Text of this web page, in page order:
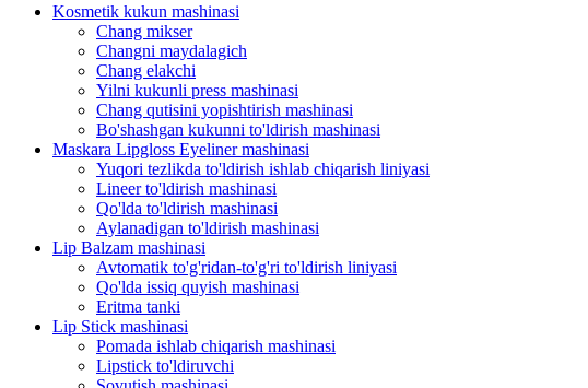
Kosmetik kukun mashinasi
Chang mikser
Changni maydalagich
Chang elakchi
Yilni kukunli press mashinasi
Chang qutisini yopishtirish mashinasi
Bo'shashgan kukunni to'ldirish mashinasi
Maskara Lipgloss Eyeliner mashinasi
Yuqori tezlikda to'ldirish ishlab chiqarish liniyasi
Lineer to'ldirish mashinasi
Qo'lda to'ldirish mashinasi
Aylanadigan to'ldirish mashinasi
Lip Balzam mashinasi
Avtomatik to'g'ridan-to'g'ri to'ldirish liniyasi
Qo'lda issiq quyish mashinasi
Eritma tanki
Lip Stick mashinasi
Pomada ishlab chiqarish mashinasi
Lipstick to'ldiruvchi